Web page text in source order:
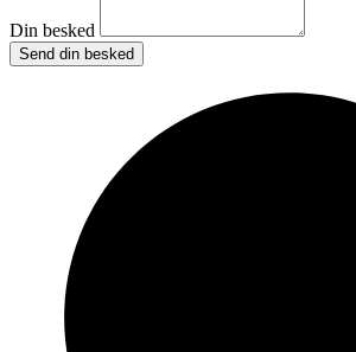
Din besked
Send din besked